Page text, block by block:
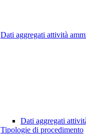
Dati aggregati attività
Dati aggregati
Tipologie di procedimento